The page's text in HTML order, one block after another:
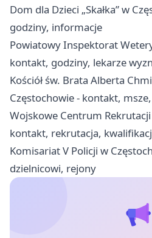
Dom dla Dzieci „Skałka” w
godziny, informacje
Powiatowy Inspektorat
kontakt, godziny, lekarze
Kościół św. Brata Alberta
Częstochowie - kontakt,
Wojskowe Centrum
kontakt, rekrutacja,
Komisariat V Policji w
dzielnicowi, rejony